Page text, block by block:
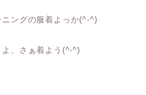
ニングの服着よっか(^-^)
、さぁ着よう(^-^)